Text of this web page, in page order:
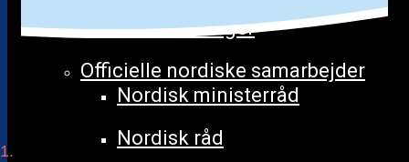
Årsberetninger
Officielle nordiske samarbejder
Nordisk ministerråd
Nordisk råd
Demokratidag
Begivenheder